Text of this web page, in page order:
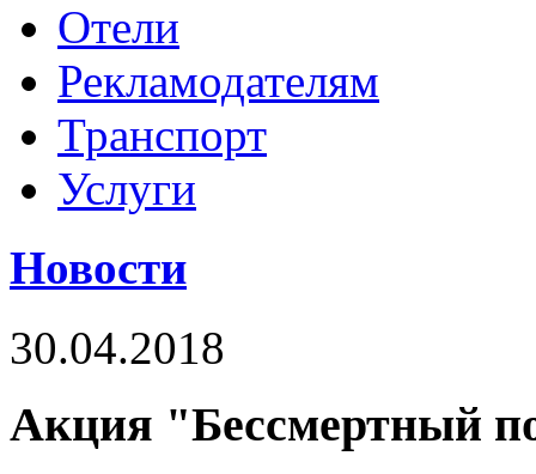
Отели
Рекламодателям
Транспорт
Услуги
Новости
30.04.2018
Акция "Бессмертный